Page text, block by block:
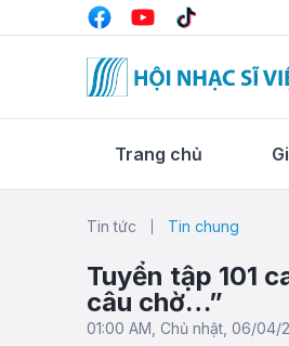
Trang chủ
Tin tức Tin chung
Tuyển tập 101
câu chờ…”
01:00 AM, Chủ nhật, 06/04/